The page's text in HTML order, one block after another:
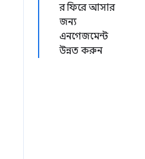
র ফিরে আসার
জন্য
এনগেজমেন্ট
উন্নত করুন